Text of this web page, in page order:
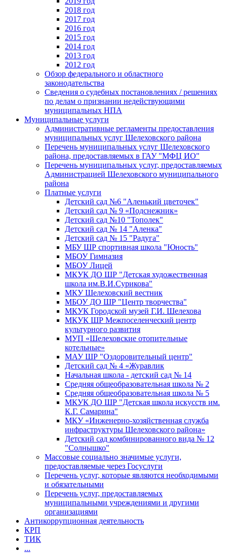
2018 год
2017 год
2016 год
2015 год
2014 год
2013 год
2012 год
Обзор федерального и областного
законодательства
Сведения о судебных постановлениях / решениях
по делам о признании недействующими
муниципальных НПА
Муниципальные услуги
Административные регламенты предоставления
муниципальных услуг Шелеховского района
Перечень муниципальных услуг Шелеховского
района, предоставляемых в ГАУ "МФЦ ИО"
Перечень муниципальных услуг, предоставляемых
Администрацией Шелеховского муниципального
района
Платные услуги
Детский сад №6 "Аленький цветочек"
Детский сад № 9 «Подснежник»
Детский сад №10 "Тополек"
Детский сад № 14 "Аленка"
Детский сад № 15 "Радуга"
МБУ ШР спортивная школа "Юность"
МБОУ Гимназия
МБОУ Лицей
МКУК ДО ШР "Детская художественная
школа им.В.И.Сурикова"
МКУ Шелеховский вестник
МБОУ ДО ШР "Центр творчества"
МКУК Городской музей Г.И. Шелехова
МКУК ШР Межпоселенческий центр
культурного развития
МУП «Шелеховские отопительные
котельные»
МАУ ШР "Оздоровительный центр"
Детский сад № 4 «Журавлик
Начальная школа - детский сад № 14
Средняя общеобразовательная школа № 2
Средняя общеобразовательная школа № 5
МКУК ДО ШР "Детская школа искусств им.
К.Г. Самарина"
МКУ «Инженерно-хозяйственная служба
инфраструктуры Шелеховского района»
Детский сад комбинированного вида № 12
"Солнышко"
Массовые социально значимые услуги,
предоставляемые через Госуслуги
Перечень услуг, которые являются необходимыми
и обязательными
Перечень услуг, предоставляемых
муниципальными учреждениями и другими
организациями
Антикоррупционная деятельность
КРП
ТИК
...